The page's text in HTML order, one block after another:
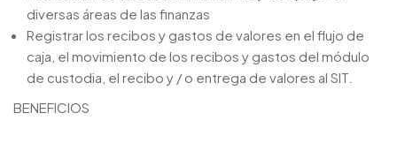
diversas áreas de las finanzas
Registrar los recibos y gastos de valores en el flujo de
caja, el movimiento de los recibos y gastos del módulo
de custodia, el recibo y / o entrega de valores al SIT.
BENEFICIOS